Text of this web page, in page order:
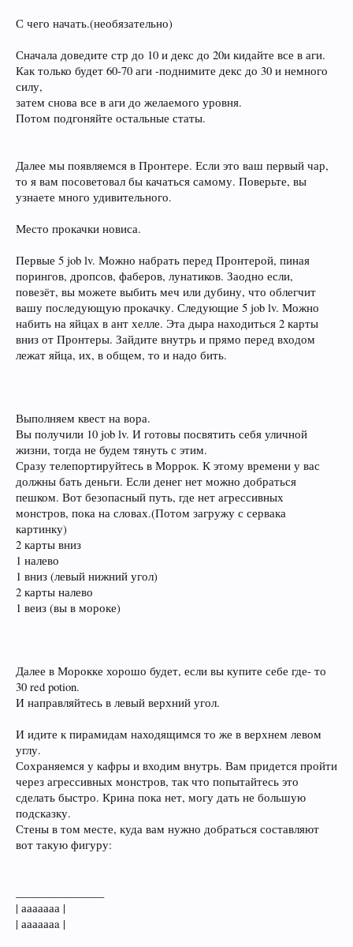
С чего начать.(необязательно)
Сначала доведите стр до 10 и декс до 20и кидайте все в аги.
Как только будет 60-70 аги -поднимите декс до 30 и немного
силу,
затем снова все в аги до желаемого уровня.
Потом подгоняйте остальные статы.
Далее мы появляемся в Пронтере. Если это ваш первый чар,
то я вам посоветовал бы качаться самому. Поверьте, вы
узнаете много удивительного.
Место прокачки новиса.
Первые 5 job lv. Можно набрать перед Пронтерой, пиная
порингов, дропсов, фаберов, лунатиков. Заодно если,
повезёт, вы можете выбить меч или дубину, что облегчит
вашу последующую прокачку. Следующие 5 job lv. Можно
набить на яйцах в ант хелле. Эта дыра находиться 2 карты
вниз от Пронтеры. Зайдите внутрь и прямо перед входом
лежат яйца, их, в общем, то и надо бить.
Выполняем квест на вора.
Вы получили 10 job lv. И готовы посвятить себя уличной
жизни, тогда не будем тянуть с этим.
Сразу телепортируйтесь в Моррок. К этому времени у вас
должны бать деньги. Если денег нет можно добраться
пешком. Вот безопасный путь, где нет агрессивных
монстров, пока на словах.(Потом загружу с сервака
картинку)
2 карты вниз
1 налево
1 вниз (левый нижний угол)
2 карты налево
1 веиз (вы в мороке)
Далее в Морокке хорошо будет, если вы купите себе где- то
30 red potion.
И направляйтесь в левый верхний угол.
И идите к пирамидам находящимся то же в верхнем левом
углу.
Сохраняемся у кафры и входим внутрь. Вам придется пройти
через агрессивных монстров, так что попытайтесь это
сделать быстро. Крина пока нет, могу дать не большую
подсказку.
Стены в том месте, куда вам нужно добраться составляют
вот такую фигуру:
| ааааааа |
| ааааааa |